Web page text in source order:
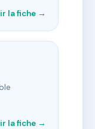
la fiche →
la fiche →